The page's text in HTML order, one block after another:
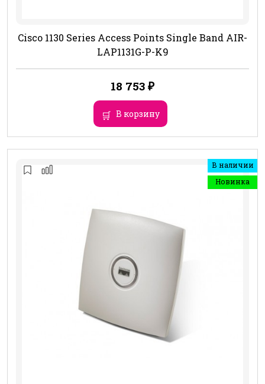
Cisco 1130 Series Access Points Single Band AIR-
LAP1131G-P-K9
18 753 ₽
В корзину
В наличии
Новинка